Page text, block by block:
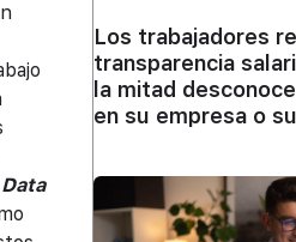
Los trabajadores
transparencia
la mitad
en su empresa o